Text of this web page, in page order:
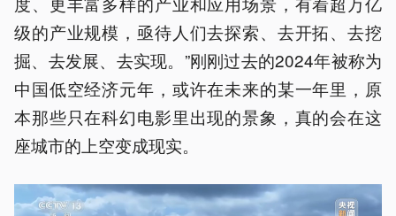
级的产业规模，亟待人们去探索、去开拓、去挖
掘、去发展、去实现。”刚刚过去的2024年被称为
中国低空经济元年，或许在未来的某一年里，原
本那些只在科幻电影里出现的景象，真的会在这
座城市的上空变成现实。